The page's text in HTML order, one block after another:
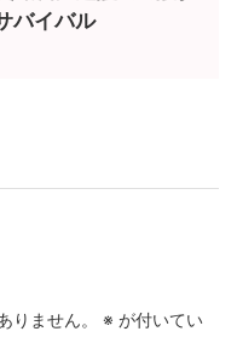
バイバル
りません。 ※ が付いてい